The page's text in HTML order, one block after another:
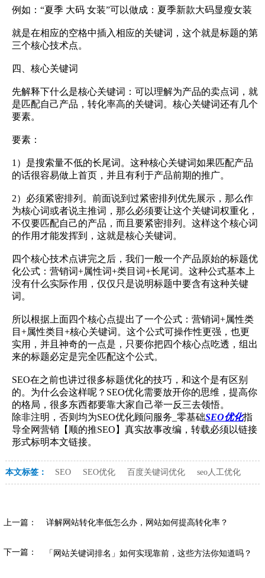
例如：“夏季 大码 女装”可以做成：夏季新款大码显瘦女装
就是在相应的空格中插入相应的关键词，这个就是标题的第
三个核心技术点。
四、核心关键词
先解释下什么是核心关键词：可以理解为产品的卖点词，就
是匹配自己产品，转化率高的关键词。核心关键词还有几个
要素。
要素：
1）是搜索量不低的长尾词。这种核心关键词如果匹配产品
的话很容易做上首页，并且有利于产品前期的推广。
2）必须紧密排列。前面说到过紧密排列优先展示，那么作
为核心词或者说主推词，那么必须要让这个关键词权重化，
不仅要匹配自己的产品，而且要紧密排列。这样这个核心词
的作用才能发挥到，这就是核心关键词。
四个核心技术点讲完之后，我们一般一个产品原始的标题优
化公式：营销词+属性词+类目词+长尾词。这种公式基本上
没有什么实际作用，仅仅只是说明标题中要含有这种关键
词。
所以根据上面四个核心点提出了一个公式：营销词+属性类
目+属性类目+核心关键词。这个公式可操作性更强，也更
实用，并且神奇的一点是，只要你把四个核心点吃透，组出
来的标题必定是完全匹配这个公式。
SEO在之前也讲过很多标题优化的技巧，和这个是有区别
的。为什么会这样呢？SEO优化需要放开你的思维，提高你
的格局，很多东西都要靠大家自己举一反三去领悟。
除非注明，否则均为SEO优化顾问服务_零基础SEO优化指
导全网营销【顺的推SEO】真实故事改编，转载必须以链接
形式标明本文链接。
本文标签： SEO SEO优化 百度关键词优化 seo人工优化
上一篇： 详解网站转化率低怎么办，网站如何提高转化率？
下一篇： 「网站关键词排名」如何实现靠前，这些方法你知道吗？